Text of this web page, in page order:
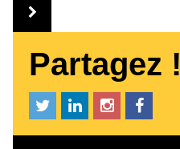
Partagez !